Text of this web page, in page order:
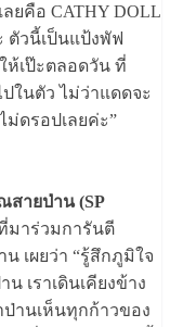
ยคือ CATHY DOLL
ะ ตัวนี้เป็นแป้งพัฟ
เป๊ะตลอดวัน ที่
ในตัว ไม่ว่าแดดจะ
ดรอปเลยค่ะ”
สายป่าน (SP
มาร่วมการันตี
เผยว่า “รู้สึกภูมิใจ
เราเดินเคียงข้าง
ป่านเห็นทุกก้าวของ